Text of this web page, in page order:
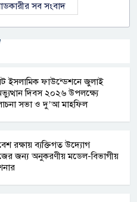
সব সংবাদ
ইসলামিক ফাউন্ডেশনে জুলাই
দিবস ২০২৬ উপলক্ষ্যে
সভা ও দু’আ মাহফিল
রক্ষায় ব্যক্তিগত উদ্যোগ
জন্য অনুকরণীয় মডেল-বিভাগীয়